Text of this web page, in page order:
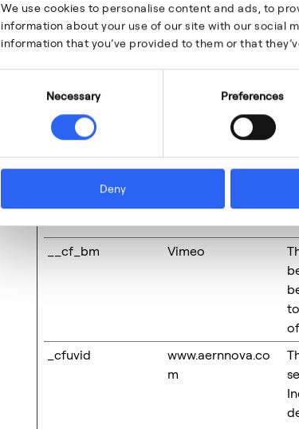
We use cookies to personalise content and ads, to
information about your use of our site with our social
information that you’ve provided to them or that
Necessary Preferences
Deny
Your current state: Deny.
Change your consent
Cookie declaration last updated on 29/07/
Necessary (5)
Necessary cookies help make a website
Name Provider
__cf_bm Vimeo
_cfuvid
www.aernnova.co
m